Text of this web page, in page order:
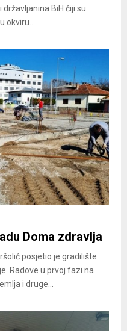
BiH čiji su
okviru...
Doma zdravlja
posjetio je gradilište
Radove u prvoj fazi na
i druge...